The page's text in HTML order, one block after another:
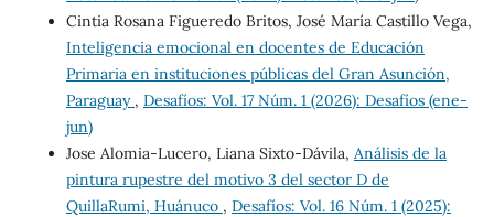
Cintia Rosana Figueredo Britos, José María Castillo Vega,
Inteligencia emocional en docentes de Educación
Primaria en instituciones públicas del Gran Asunción,
Paraguay , Desafíos: Vol. 17 Núm. 1 (2026): Desafíos (ene-
jun)
Jose Alomia-Lucero, Liana Sixto-Dávila, Análisis de la
pintura rupestre del motivo 3 del sector D de
QuillaRumi, Huánuco , Desafíos: Vol. 16 Núm. 1 (2025):